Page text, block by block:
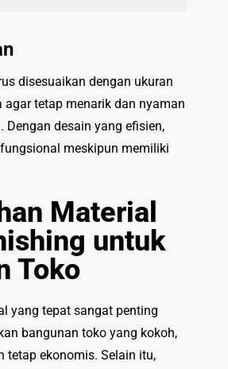
disesuaikan dengan ukuran
agar tetap menarik dan nyaman
Dengan desain yang efisien,
meskipun memiliki
Material
untuk
Toko
yang tepat sangat penting
bangunan toko yang kokoh,
tetap ekonomis. Selain itu,